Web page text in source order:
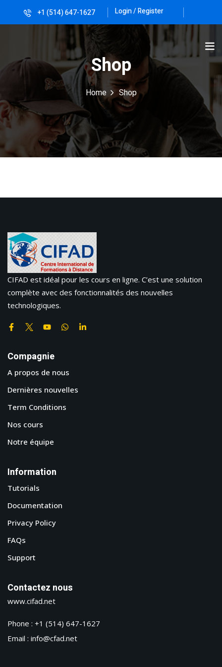
+1 (514) 647-1627 Login / Register
Shop
Home Shop
CIFAD est idéal pour les cours en ligne. C’est une solution
complète avec des fonctionnalités des nouvelles
technologiques.
Compagnie
A propos de nous
Dernières nouvelles
Term Conditions
Nos cours
Notre équipe
Information
Tutorials
Documentation
Privacy Policy
FAQs
Support
Contactez nous
www.cifad.net
Phone : +1 (514) 647-1627
Email : info@cfad.net
Sign in Sign up
Sign in
Don’t have an account? Sign up